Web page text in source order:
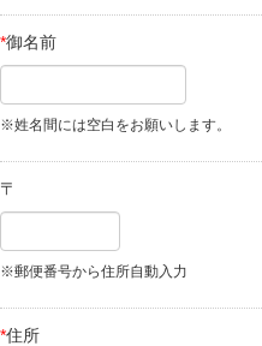
*御名前
※姓名間には空白をお願いします。
〒
※郵便番号から住所自動入力
*住所